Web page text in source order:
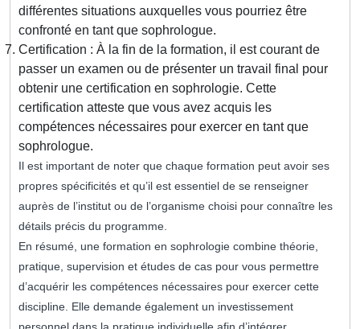
différentes situations auxquelles vous pourriez être
confronté en tant que sophrologue.
Certification : À la fin de la formation, il est courant de
passer un examen ou de présenter un travail final pour
obtenir une certification en sophrologie. Cette
certification atteste que vous avez acquis les
compétences nécessaires pour exercer en tant que
sophrologue.
Il est important de noter que chaque formation peut avoir ses
propres spécificités et qu’il est essentiel de se renseigner
auprès de l’institut ou de l’organisme choisi pour connaître les
détails précis du programme.
En résumé, une formation en sophrologie combine théorie,
pratique, supervision et études de cas pour vous permettre
d’acquérir les compétences nécessaires pour exercer cette
discipline. Elle demande également un investissement